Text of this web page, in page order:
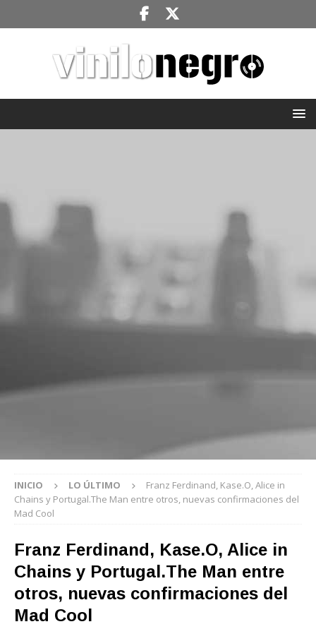
INICIO LO ÚLTIMO
Franz Ferdinand, Kase.O, Alice in
Chains y Portugal.The Man entre otros, nuevas confirmaciones del
Mad Cool
Franz Ferdinand, Kase.O, Alice in
Chains y Portugal.The Man entre
otros, nuevas confirmaciones del
Mad Cool